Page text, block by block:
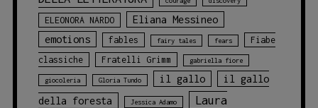
ELEONORA NARDO
Eliana Messineo
emotions
fables fairy tales fears
Fiabe
classiche
Fratelli Grimm gabriella fiore
giocoleria Gloria Tundo il gallo
il gallo
della foresta
Jessica Adamo
Laura